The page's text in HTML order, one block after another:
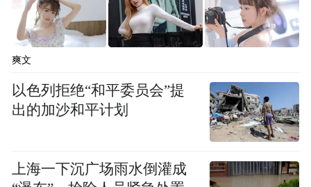
爽文
以色列拒绝“和平委员会”提
出的加沙和平计划
上海一下沉广场雨水倒灌成